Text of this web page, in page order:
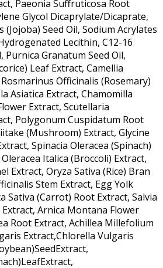
Paeonia Suffruticosa Root
Glycol Dicaprylate/Dicaprate,
(Jojoba) Seed Oil, Sodium Acrylates
Lecithin, C12-16
Purnica Granatum Seed Oil,
Leaf Extract, Camellia
Officinalis (Rosemary)
Asiatica Extract, Chamomilla
Extract, Scutellaria
Polygonum Cuspidatum Root
(Mushroom) Extract, Glycine
Spinacia Oleracea (Spinach)
Italica (Broccoli) Extract,
Extract, Oryza Sativa (Rice) Bran
Stem Extract, Egg Yolk
Sativa (Carrot) Root Extract, Salvia
Arnica Montana Flower
Root Extract, Achillea Millefolium
Extract,Chlorella Vulgaris